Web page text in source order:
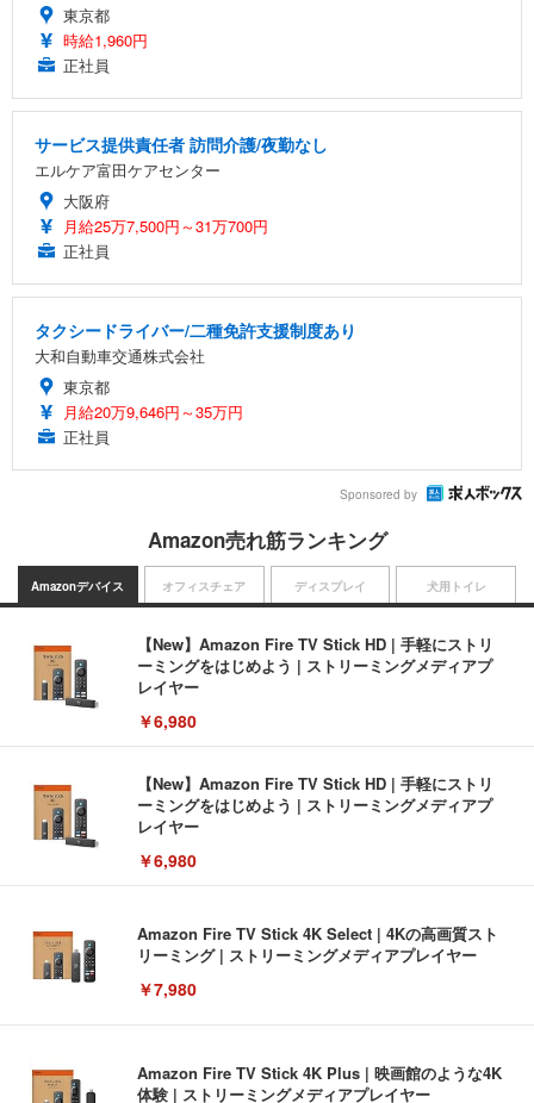
東京都
時給1,960円
正社員
サービス提供責任者 訪問介護/夜勤なし
エルケア富田ケアセンター
大阪府
月給25万7,500円～31万700円
正社員
タクシードライバー/二種免許支援制度あり
大和自動車交通株式会社
東京都
月給20万9,646円～35万円
正社員
Sponsored by
Amazon売れ筋ランキング
Amazonデバイス
【New】Amazon Fire TV Stick HD | 手軽にストリ
ーミングをはじめよう | ストリーミングメディアプ
レイヤー
￥6,980
【New】Amazon Fire TV Stick HD | 手軽にストリ
ーミングをはじめよう | ストリーミングメディアプ
レイヤー
￥6,980
Amazon Fire TV Stick 4K Select | 4Kの高画質スト
リーミング | ストリーミングメディアプレイヤー
￥7,980
Amazon Fire TV Stick 4K Plus | 映画館のような4K
体験 | ストリーミングメディアプレイヤー
オフィスチェア ディスプレイ 犬用トイレ